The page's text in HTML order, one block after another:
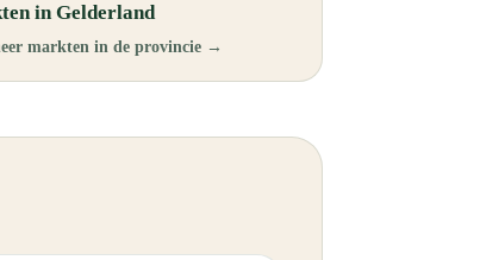
in Gelderland
markten in de provincie →